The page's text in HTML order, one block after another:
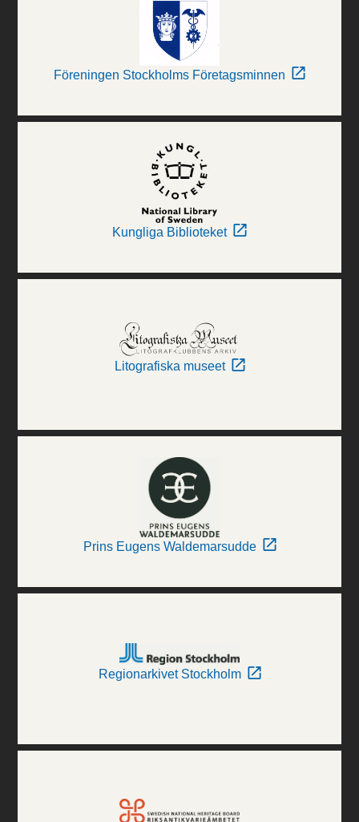
Föreningen Stockholms Företagsminnen
Kungliga Biblioteket
Litografiska museet
Prins Eugens Waldemarsudde
Regionarkivet Stockholm